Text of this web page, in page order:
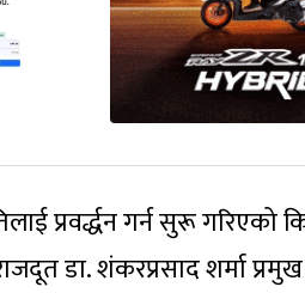
प्रवर्द्धन गर्न सुरू गरिएको
डा. शंकरप्रसाद शर्मा